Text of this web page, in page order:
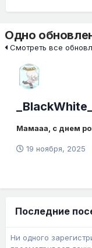
Одно
Смотреть все
_BlackWhite_
Мамааа, с днем
19 ноября, 2025
Последние
Ни одного